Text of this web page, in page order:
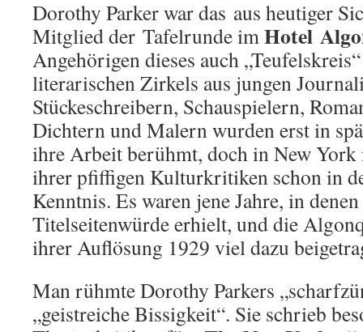
Dorothy Parker war das aus heutiger
Mitglied der Tafelrunde imHotel
Angehörigen dieses auch
literarischen Zirkels aus jungen
Stückeschreibern, Schauspielern,
Dichtern und Malern wurden erst in
ihre Arbeit berühmt, doch in New York
ihrer pfiffigen Kulturkritiken schon in
Kenntnis. Es waren jene Jahre, in
Titelseitenwürde erhielt, und die
ihrer Auflösung 1929 viel dazu
Man rühmte Dorothy Parkers
„geistreiche Bissigkeit“. Sie schrieb